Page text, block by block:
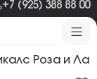
+7 (925) 388 88 00
Роза и